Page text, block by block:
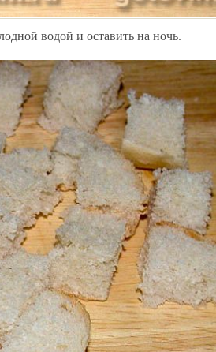
водой и оставить на ночь.